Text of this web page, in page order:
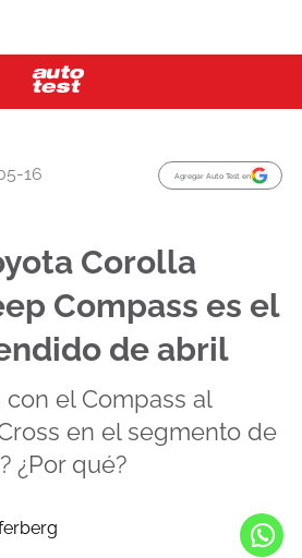
16 Agregar Auto Test en
Corolla
Compass es el
de abril
el Compass al
en el segmento de
¿Por qué?